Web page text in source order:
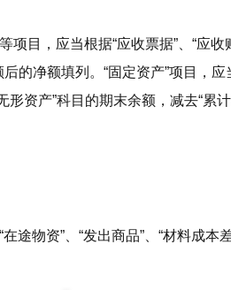
项目，应当根据“应收票据”、“应
的净额填列。“固定资产”项目，
资产”科目的期末余额，减去“累
途物资”、“发出商品”、“材料成